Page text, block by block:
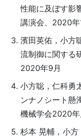
性能に及ぼす影
講演会、2020年
濱田英佑，小方
流制御に関する
2020年9月
小方聡，仁科勇
ンナノシート懸
機械学会2020
杉本 晃輔，小